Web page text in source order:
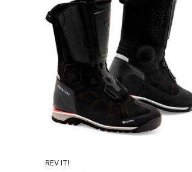
REV IT!